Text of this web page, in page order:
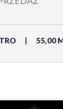
55,00